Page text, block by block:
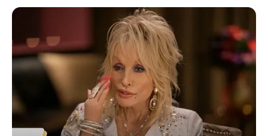
Aunque no han salido a la luz las razones por las que
Cárdenas se aparta de funciones, en los últimos días las
tensiones incrementaron hasta entre los mismos
transportadores. Cabe aclarar que Fedetranscarga había
también advertidosobre amenazas contra el
representante gremial.